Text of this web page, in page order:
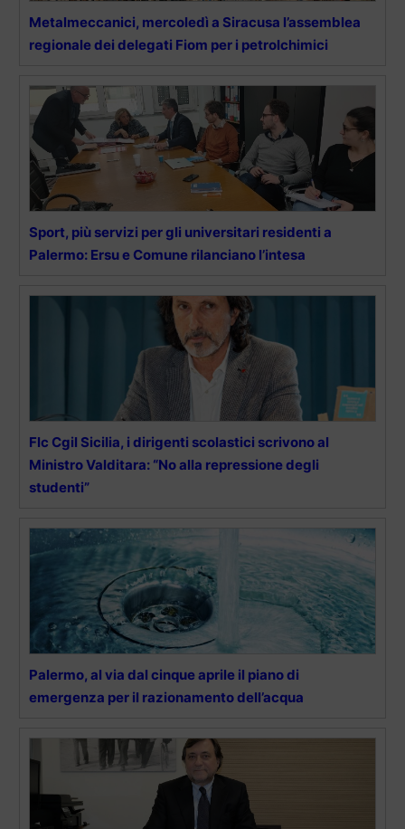
Metalmeccanici, mercoledì a Siracusa l’assemblea
regionale dei delegati Fiom per i petrolchimici
Sport, più servizi per gli universitari residenti a
Palermo: Ersu e Comune rilanciano l’intesa
Flc Cgil Sicilia, i dirigenti scolastici scrivono al
Ministro Valditara: “No alla repressione degli
studenti”
Palermo, al via dal cinque aprile il piano di
emergenza per il razionamento dell’acqua